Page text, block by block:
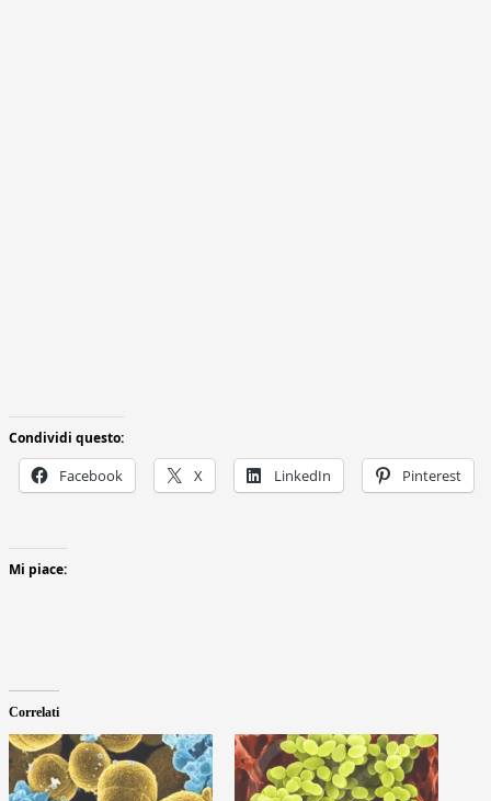
Condividi questo:
Facebook X LinkedIn Pinterest
Mi piace:
Correlati